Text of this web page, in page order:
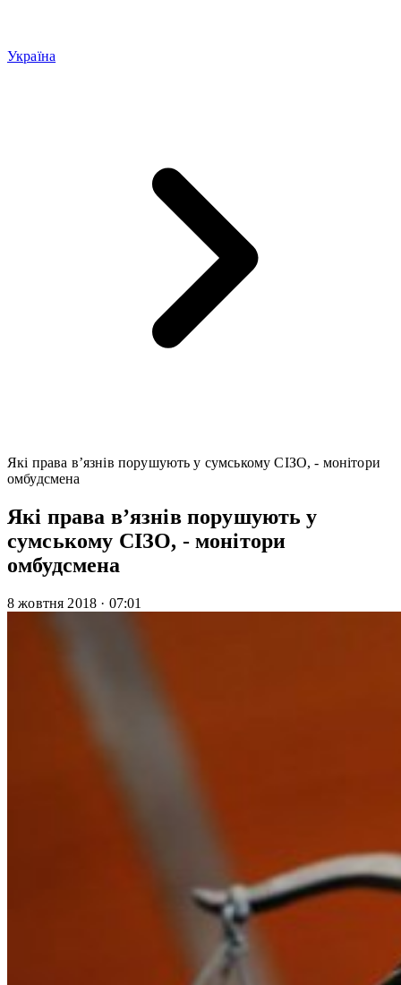
Україна
Які права в’язнів порушують у сумському СІЗО, - монітори
омбудсмена
Які права в’язнів порушують у
сумському СІЗО, - монітори
омбудсмена
8 жовтня 2018 · 07:01